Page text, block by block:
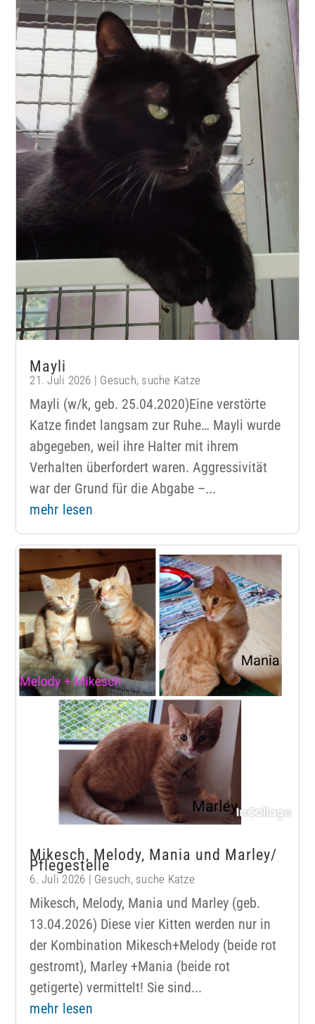
Mayli
21. Juli 2026 | Gesuch, suche Katze
Mayli (w/k, geb. 25.04.2020)Eine verstörte
Katze findet langsam zur Ruhe… Mayli wurde
abgegeben, weil ihre Halter mit ihrem
Verhalten überfordert waren. Aggressivität
war der Grund für die Abgabe –...
mehr lesen
Mikesch, Melody, Mania und Marley/
Pflegestelle
6. Juli 2026 | Gesuch, suche Katze
Mikesch, Melody, Mania und Marley (geb.
13.04.2026) Diese vier Kitten werden nur in
der Kombination Mikesch+Melody (beide rot
gestromt), Marley +Mania (beide rot
getigerte) vermittelt! Sie sind...
mehr lesen